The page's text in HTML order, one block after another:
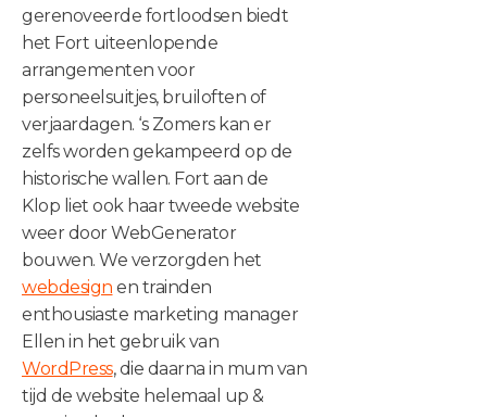
gerenoveerde fortloodsen biedt
het Fort uiteenlopende
arrangementen voor
personeelsuitjes, bruiloften of
verjaardagen. ‘s Zomers kan er
zelfs worden gekampeerd op de
historische wallen. Fort aan de
Klop liet ook haar tweede website
weer door WebGenerator
bouwen. We verzorgden het
webdesign en trainden
enthousiaste marketing manager
Ellen in het gebruik van
WordPress, die daarna in mum van
tijd de website helemaal up &